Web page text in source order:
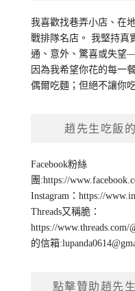
我喜歡找巷弄小店、在
戰排隊名店。 我堅持真
通、意外、驚喜或失望
因為我希望你花的每一
偶爾吃麵；但絕不讓你
趙先生吃飯
Facebook粉絲
團:https://
Instagram：https://
Threads又稱脆：
https://www.threads.com/
的信箱:
點擊贊助趙先